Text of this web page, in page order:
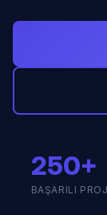
250+
BAŞARILI